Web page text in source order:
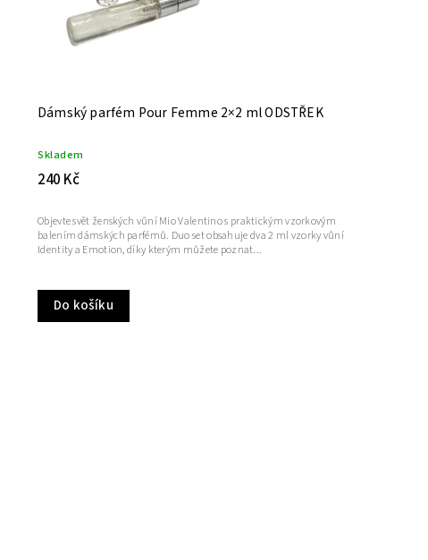
Dámský parfém Pour Femme 2×2 ml ODSTŘEK
Skladem
240 Kč
Do košíku
Objevte svět ženských vůní Mio Valentino s praktickým vzorkovým
balením dámských parfémů. Duo set obsahuje dva 2 ml vzorky vůní
Identity a Emotion, díky kterým můžete poznat...